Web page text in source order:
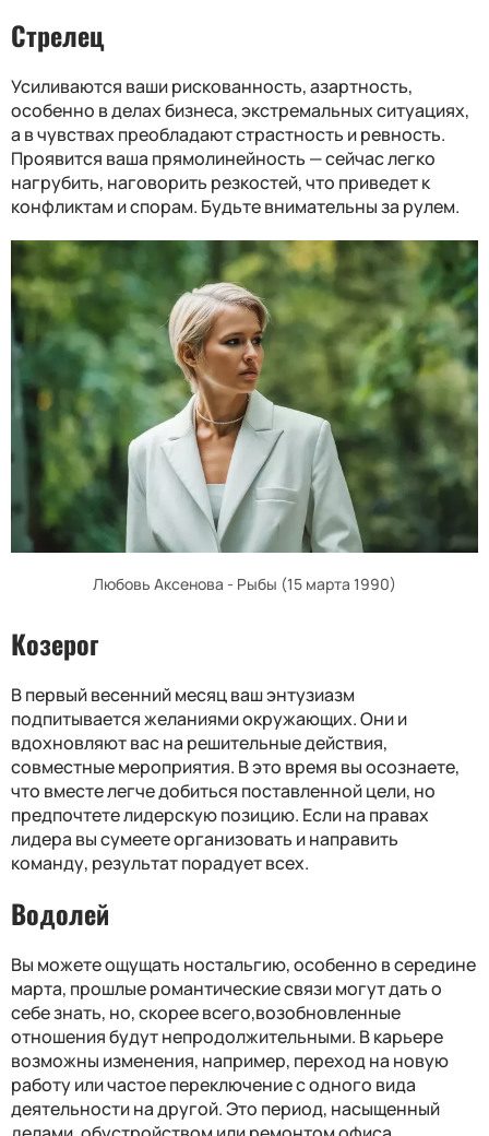
Стрелец
Усиливаются ваши рискованность, азартность,
особенно в делах бизнеса, экстремальных ситуациях,
а в чувствах преобладают страстность и ревность.
Проявится ваша прямолинейность — сейчас легко
нагрубить, наговорить резкостей, что приведет к
конфликтам и спорам. Будьте внимательны за рулем.
Любовь Аксенова - Рыбы (15 марта 1990)
Козерог
В первый весенний месяц ваш энтузиазм
подпитывается желаниями окружающих. Они и
вдохновляют вас на решительные действия,
совместные мероприятия. В это время вы осознаете,
что вместе легче добиться поставленной цели, но
предпочтете лидерскую позицию. Если на правах
лидера вы сумеете организовать и направить
команду, результат порадует всех.
Водолей
Вы можете ощущать ностальгию, особенно в середине
марта, прошлые романтические связи могут дать о
себе знать, но, скорее всего,возобновленные
отношения будут непродолжительными. В карьере
возможны изменения, например, переход на новую
работу или частое переключение с одного вида
деятельности на другой. Это период, насыщенный